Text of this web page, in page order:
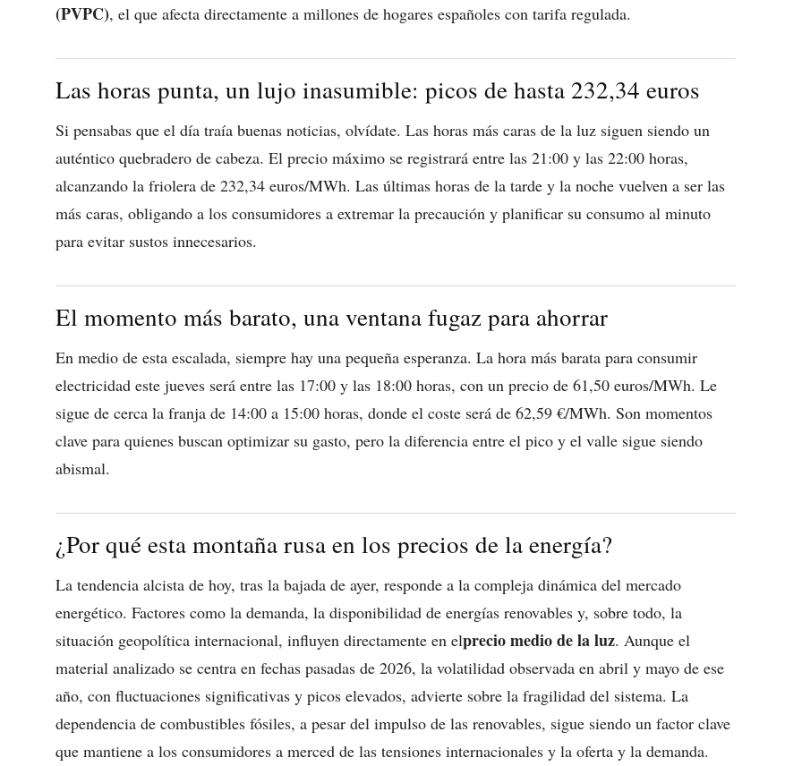
(PVPC), el que afecta directamente a millones de hogares españoles con tarifa regulada.
Las horas punta, un lujo inasumible: picos de hasta 232,34 euros
Si pensabas que el día traía buenas noticias, olvídate. Las horas más caras de la luz siguen siendo un
auténtico quebradero de cabeza. El precio máximo se registrará entre las 21:00 y las 22:00 horas,
alcanzando la friolera de 232,34 euros/MWh. Las últimas horas de la tarde y la noche vuelven a ser las
más caras, obligando a los consumidores a extremar la precaución y planificar su consumo al minuto
para evitar sustos innecesarios.
El momento más barato, una ventana fugaz para ahorrar
En medio de esta escalada, siempre hay una pequeña esperanza. La hora más barata para consumir
electricidad este jueves será entre las 17:00 y las 18:00 horas, con un precio de 61,50 euros/MWh. Le
sigue de cerca la franja de 14:00 a 15:00 horas, donde el coste será de 62,59 €/MWh. Son momentos
clave para quienes buscan optimizar su gasto, pero la diferencia entre el pico y el valle sigue siendo
abismal.
¿Por qué esta montaña rusa en los precios de la energía?
La tendencia alcista de hoy, tras la bajada de ayer, responde a la compleja dinámica del mercado
energético. Factores como la demanda, la disponibilidad de energías renovables y, sobre todo, la
situación geopolítica internacional, influyen directamente en elprecio medio de la luz. Aunque el
material analizado se centra en fechas pasadas de 2026, la volatilidad observada en abril y mayo de ese
año, con fluctuaciones significativas y picos elevados, advierte sobre la fragilidad del sistema. La
dependencia de combustibles fósiles, a pesar del impulso de las renovables, sigue siendo un factor clave
que mantiene a los consumidores a merced de las tensiones internacionales y la oferta y la demanda.